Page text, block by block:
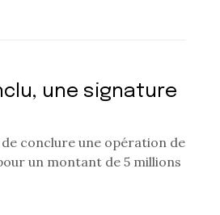
une signature
conclure une opération de
un montant de 5 millions